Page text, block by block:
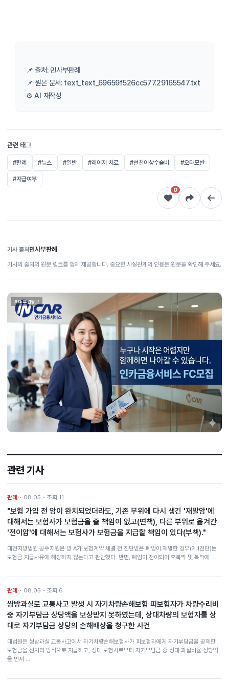
📌 출처: 민사부판례
📌 원본 문서: text_text_69659f526cc577.29165547.txt
⚙️ AI 재작성
관련 태그
#판례 #뉴스 #일반 #레이저 치료 #선천이상수술비 #오타모반
#지급여부
0
기사 출처 민사부판례
기사의 출처와 원문 링크를 함께 제공합니다. 중요한 사실관계와 인용은 원문을 확인해 주세요.
AD 후원광고
관련 기사
판례 • 08.05 • 조회 11
"보험 가입 전 암이 완치되었더라도, 기존 부위에 다시 생긴 '재발암'에
대해서는 보험사가 보험금을 줄 책임이 없고(면책), 다른 부위로 옮겨간
'전이암'에 대해서는 보험사가 보험금을 지급할 책임이 있다(부책)."
대전지방법원 공주지원은 망 A가 보험계약 체결 전 진단받은 폐암이 재발한 경우(제1진단)는
보험금 지급사유에 해당하지 않는다고 판단했다. 반면, 폐암이 전이되어 후복막 및 복막에 …
판례 • 08.05 • 조회 6
쌍방과실로 교통사고 발생 시 자기차량손해보험 피보험자가 차량수리비
중 자기부담금 상당액을 보상받지 못하였는데, 상대차량의 보험자를 상
대로 자기부담금 상당의 손해배상을 청구한 사건
대법원은 쌍방과실 교통사고에서 자기차량손해보험사가 피보험자에게 자기부담금을 공제한
보험금을 선처리 방식으로 지급하고, 상대 보험사로부터 자기부담금 중 상대 과실비율 상당액
을 먼저 …